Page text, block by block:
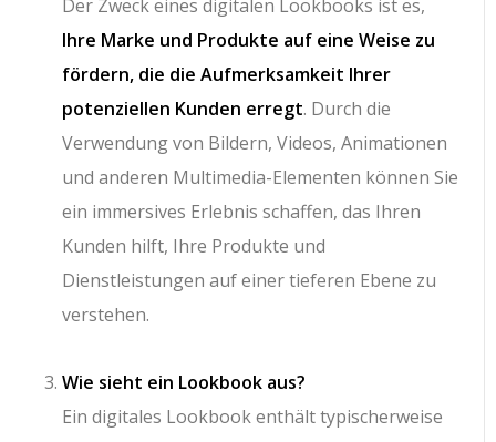
Der Zweck eines digitalen Lookbooks ist es,
Ihre Marke und Produkte auf eine Weise zu
fördern, die die Aufmerksamkeit Ihrer
potenziellen Kunden erregt. Durch die
Verwendung von Bildern, Videos, Animationen
und anderen Multimedia-Elementen können Sie
ein immersives Erlebnis schaffen, das Ihren
Kunden hilft, Ihre Produkte und
Dienstleistungen auf einer tieferen Ebene zu
verstehen.
Wie sieht ein Lookbook aus?
Ein digitales Lookbook enthält typischerweise